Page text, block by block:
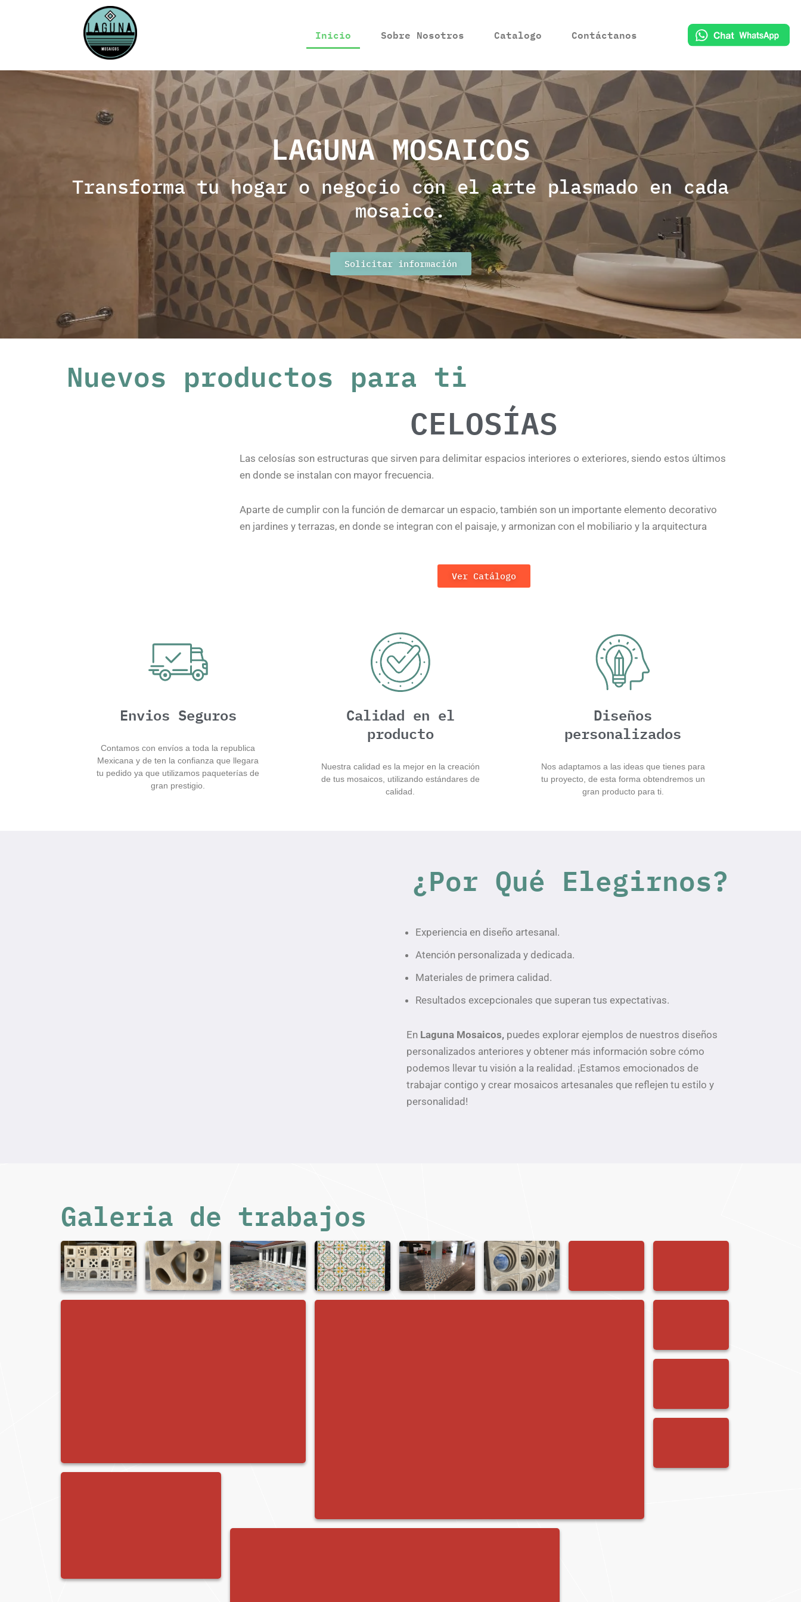
Inicio Sobre Nosotros Catalogo Contáctanos
LAGUNA MOSAICOS
Transforma tu hogar o negocio con el arte plasmado en cada
mosaico.
Solicitar información
Nuevos productos para ti
CELOSÍAS
Las celosías son estructuras que sirven para delimitar espacios interiores o exteriores, siendo estos últimos
en donde se instalan con mayor frecuencia.
Aparte de cumplir con la función de demarcar un espacio, también son un importante elemento decorativo
en jardines y terrazas, en donde se integran con el paisaje, y armonizan con el mobiliario y la arquitectura
Ver Catálogo
Envios Seguros
Contamos con envíos a toda la republica
Mexicana y de ten la confianza que llegara
tu pedido ya que utilizamos paqueterías de
gran prestigio.
Calidad en el
producto
Nuestra calidad es la mejor en la creación
de tus mosaicos, utilizando estándares de
calidad.
Diseños
personalizados
Nos adaptamos a las ideas que tienes para
tu proyecto, de esta forma obtendremos un
gran producto para ti.
¿Por Qué Elegirnos?
Experiencia en diseño artesanal.
Atención personalizada y dedicada.
Materiales de primera calidad.
Resultados excepcionales que superan tus expectativas.
En Laguna Mosaicos, puedes explorar ejemplos de nuestros diseños
personalizados anteriores y obtener más información sobre cómo
podemos llevar tu visión a la realidad. ¡Estamos emocionados de
trabajar contigo y crear mosaicos artesanales que reflejen tu estilo y
personalidad!
Galeria de trabajos